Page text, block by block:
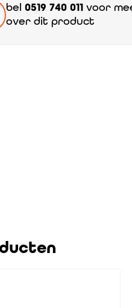
bel 0519 740 011 voor
over dit product